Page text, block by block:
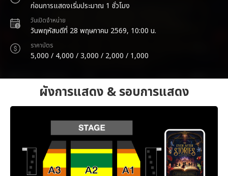
ก่อนการแสดงเริ่มประมาณ 1 ชั่วโมง
วันเปิดจำหน่าย
วันพฤหัสบดีที่ 28 พฤษภาคม 2569, 10:00 น.
ราคาบัตร
5,000 / 4,000 / 3,000 / 2,000 / 1,000
ผังการแสดง & รอบการแสดง